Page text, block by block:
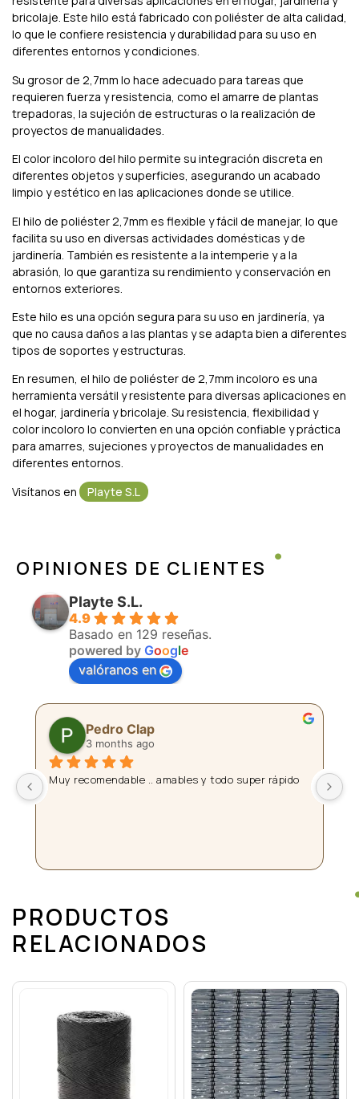
bricolaje. Este hilo está fabricado con poliéster de alta calidad,
lo que le confiere resistencia y durabilidad para su uso en
diferentes entornos y condiciones.
Su grosor de 2,7mm lo hace adecuado para tareas que
requieren fuerza y resistencia, como el amarre de plantas
trepadoras, la sujeción de estructuras o la realización de
proyectos de manualidades.
El color incoloro del hilo permite su integración discreta en
diferentes objetos y superficies, asegurando un acabado
limpio y estético en las aplicaciones donde se utilice.
El hilo de poliéster 2,7mm es flexible y fácil de manejar, lo que
facilita su uso en diversas actividades domésticas y de
jardinería. También es resistente a la intemperie y a la
abrasión, lo que garantiza su rendimiento y conservación en
entornos exteriores.
Este hilo es una opción segura para su uso en jardinería, ya
que no causa daños a las plantas y se adapta bien a diferentes
tipos de soportes y estructuras.
En resumen, el hilo de poliéster de 2,7mm incoloro es una
herramienta versátil y resistente para diversas aplicaciones en
el hogar, jardinería y bricolaje. Su resistencia, flexibilidad y
color incoloro lo convierten en una opción confiable y práctica
para amarres, sujeciones y proyectos de manualidades en
diferentes entornos.
Visítanos en
Playte S.L
OPINIONES DE CLIENTES
Playte S.L.
4.9
Basado en 129 reseñas.
powered by Google
valóranos en
Pedro Clap
3 months ago
Muy recomendable .. amables y todo super rápido
PRODUCTOS
RELACIONADOS